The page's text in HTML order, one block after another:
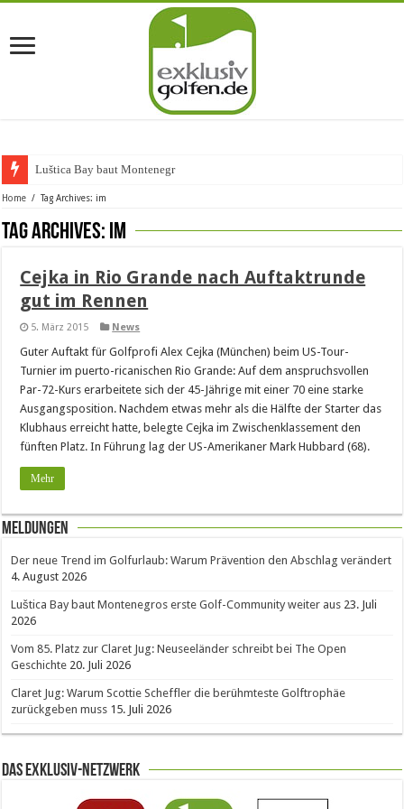
Luštica Bay baut Montenegros
Home / Tag Archives: im
Tag Archives: im
Cejka in Rio Grande nach Auftaktrunde
gut im Rennen
5. März 2015 News
Guter Auftakt für Golfprofi Alex Cejka (München) beim US-Tour-
Turnier im puerto-ricanischen Rio Grande: Auf dem anspruchsvollen
Par-72-Kurs erarbeitete sich der 45-Jährige mit einer 70 eine starke
Ausgangsposition. Nachdem etwas mehr als die Hälfte der Starter das
Klubhaus erreicht hatte, belegte Cejka im Zwischenklassement den
fünften Platz. In Führung lag der US-Amerikaner Mark Hubbard (68).
Mehr
Meldungen
Der neue Trend im Golfurlaub: Warum Prävention den Abschlag verändert
4. August 2026
Luštica Bay baut Montenegros erste Golf-Community weiter aus 23. Juli
2026
Vom 85. Platz zur Claret Jug: Neuseeländer schreibt bei The Open
Geschichte 20. Juli 2026
Claret Jug: Warum Scottie Scheffler die berühmteste Golftrophäe
zurückgeben muss 15. Juli 2026
Das Exklusiv-Netzwerk